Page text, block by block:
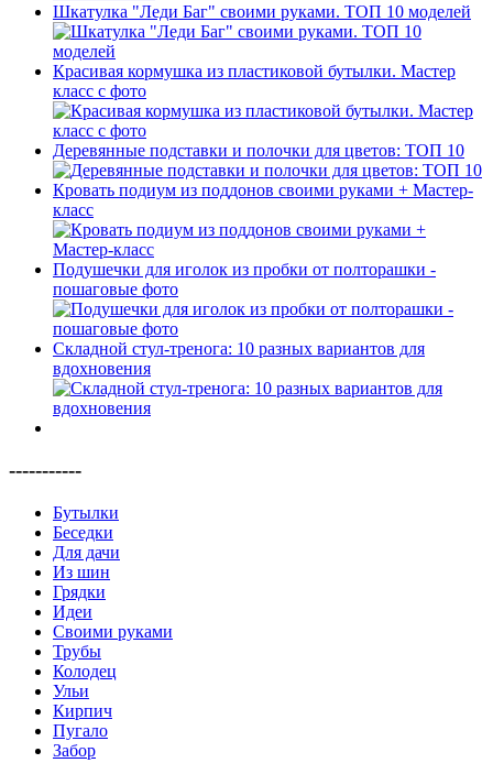
Шкатулка "Леди Баг" своими руками. ТОП 10 моделей
Красивая кормушка из пластиковой бутылки. Мастер
класс с фото
Деревянные подставки и полочки для цветов: ТОП 10
Кровать подиум из поддонов своими руками + Мастер-
класс
Подушечки для иголок из пробки от полторашки -
пошаговые фото
Складной стул-тренога: 10 разных вариантов для
вдохновения
-----------
Бутылки
Беседки
Для дачи
Из шин
Грядки
Идеи
Своими руками
Трубы
Колодец
Ульи
Кирпич
Пугало
Забор